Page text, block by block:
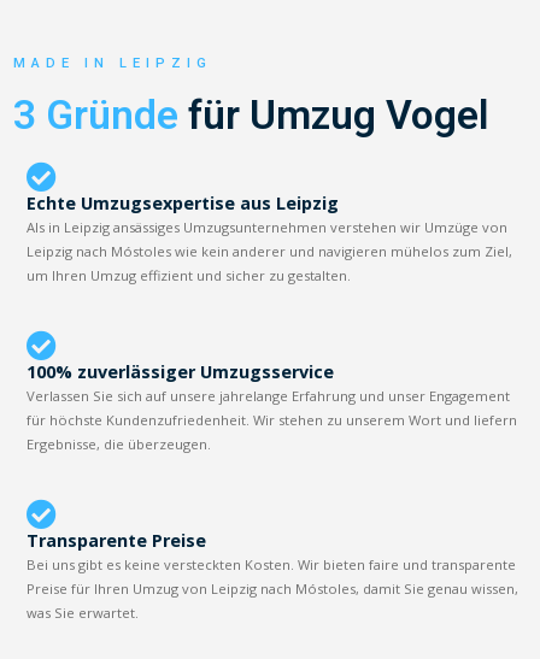
MADE IN LEIPZIG
3 Gründe für Umzug Vogel
Echte Umzugsexpertise aus Leipzig
Als in Leipzig ansässiges Umzugsunternehmen verstehen wir Umzüge von
Leipzig nach Móstoles wie kein anderer und navigieren mühelos zum Ziel,
um Ihren Umzug effizient und sicher zu gestalten.
100% zuverlässiger Umzugsservice
Verlassen Sie sich auf unsere jahrelange Erfahrung und unser Engagement
für höchste Kundenzufriedenheit. Wir stehen zu unserem Wort und liefern
Ergebnisse, die überzeugen.
Transparente Preise
Bei uns gibt es keine versteckten Kosten. Wir bieten faire und transparente
Preise für Ihren Umzug von Leipzig nach Móstoles, damit Sie genau wissen,
was Sie erwartet.